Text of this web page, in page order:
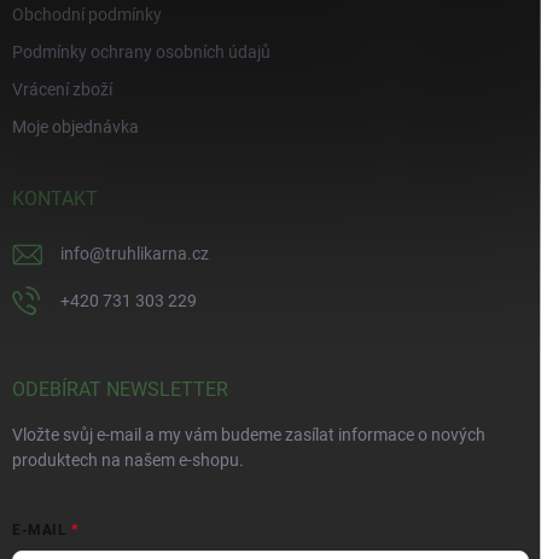
Obchodní podmínky
Podmínky ochrany osobních údajů
Vrácení zboží
Moje objednávka
KONTAKT
info@truhlikarna.cz
+420 731 303 229
ODEBÍRAT NEWSLETTER
Vložte svůj e-mail a my vám budeme zasílat informace o nových
produktech na našem e-shopu.
E-MAIL